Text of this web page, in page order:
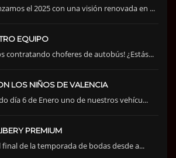
el 2025 con una visión renovada en ...
EQUIPO
contratando choferes de autobús! ¿Estás...
LOS NIÑOS DE VALENCIA
día 6 de Enero uno de nuestros vehícu...
PREMIUM
final de la temporada de bodas desde a...